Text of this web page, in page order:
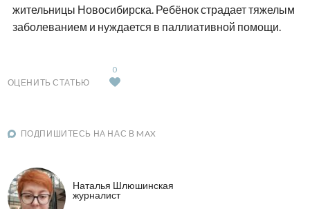
жительницы Новосибирска. Ребёнок страдает тяжелым
заболеванием и нуждается в паллиативной помощи.
ОЦЕНИТЬ СТАТЬЮ
0
ПОДПИШИТЕСЬ НА НАС В MAX
Наталья Шлюшинская
журналист